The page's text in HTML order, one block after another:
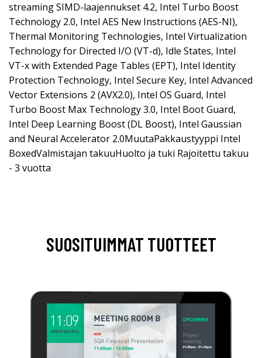
streaming SIMD-laajennukset 4.2, Intel Turbo Boost
Technology 2.0, Intel AES New Instructions (AES-NI),
Thermal Monitoring Technologies, Intel Virtualization
Technology for Directed I/O (VT-d), Idle States, Intel
VT-x with Extended Page Tables (EPT), Intel Identity
Protection Technology, Intel Secure Key, Intel Advanced
Vector Extensions 2 (AVX2.0), Intel OS Guard, Intel
Turbo Boost Max Technology 3.0, Intel Boot Guard,
Intel Deep Learning Boost (DL Boost), Intel Gaussian
and Neural Accelerator 2.0MuutaPakkaustyyppi Intel
BoxedValmistajan takuuHuolto ja tuki Rajoitettu takuu
- 3 vuotta
SUOSITUIMMAT TUOTTEET